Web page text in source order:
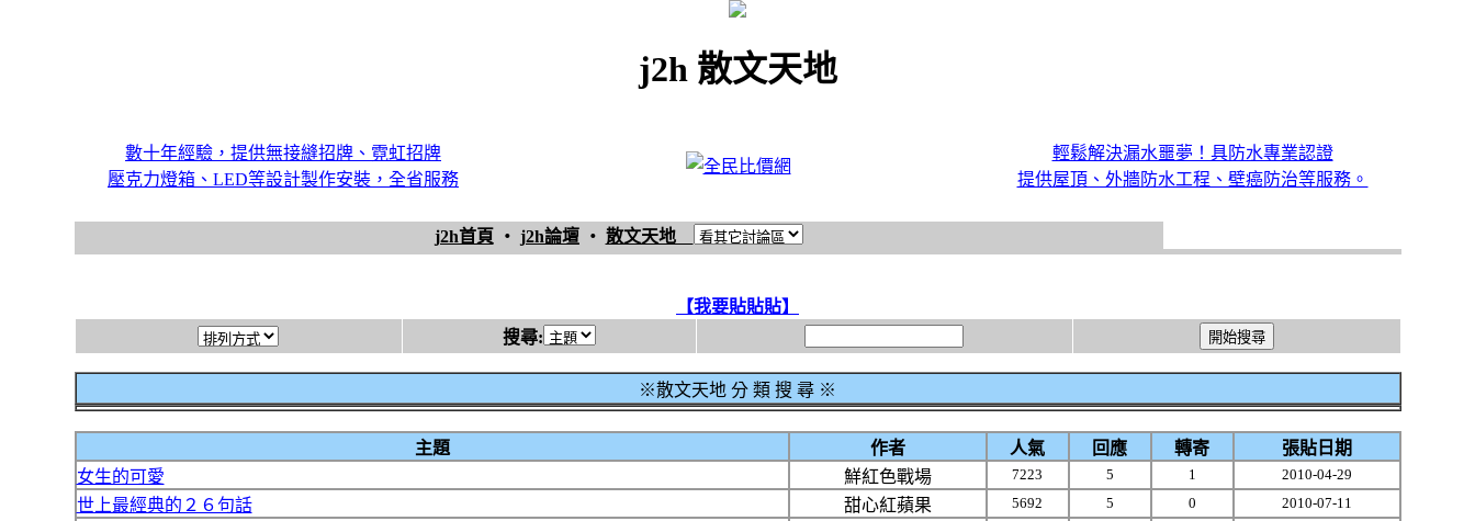
j2h 散文天地
數十年經驗，提供無接縫招牌、霓虹招牌
壓克力燈箱、LED等設計製作安裝，全省服務
輕鬆解決漏水噩夢！具防水專業認證
提供屋頂、外牆防水工程、壁癌防治等服務。
j2h首頁 ‧ j2h論壇 ‧ 散文天地
【我要貼貼貼】
搜尋:
※散文天地 分 類 搜 尋 ※
主題 作者 人氣 回應 轉寄
張貼日期
女生的可愛
鮮紅色戰場 7223 5 1 2010-04-29
世上最經典的２６句話 甜心紅蘋果 5692 5 0 2010-07-11